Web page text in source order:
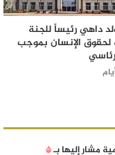
داهي رئيساً للجنة
لحقوق الإنسان بموجب
مشار إليها بـ*